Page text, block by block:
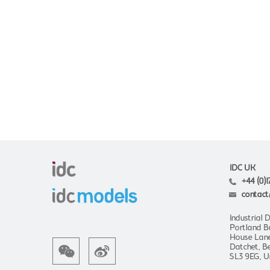
IDC UK
+44
Industrial
Portland
House
Datchet,
SL3 9EG,